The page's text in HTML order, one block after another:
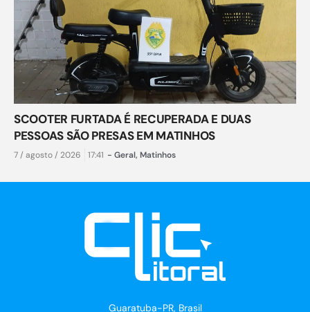
SCOOTER FURTADA É RECUPERADA E DUAS
PESSOAS SÃO PRESAS EM MATINHOS
7 / agosto / 2026 17:41 - Geral, Matinhos
Guaratuba-PR, Brasil